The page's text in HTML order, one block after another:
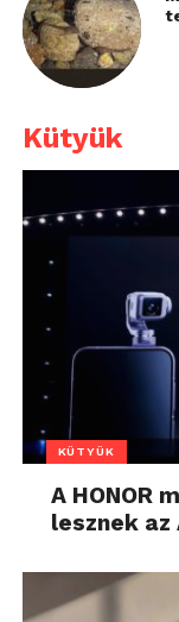
Kütyük
KÜTYÜK
A HONOR
lesznek az